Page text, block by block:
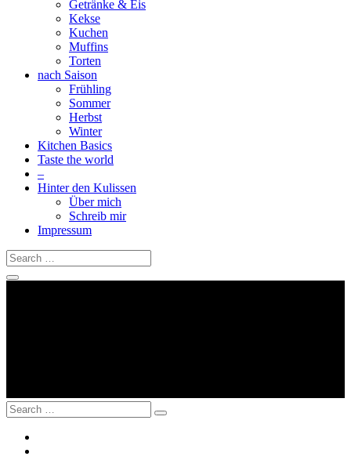
Getränke & Eis
Kekse
Kuchen
Muffins
Torten
nach Saison
Frühling
Sommer
Herbst
Winter
Kitchen Basics
Taste the world
–
Hinter den Kulissen
Über mich
Schreib mir
Impressum